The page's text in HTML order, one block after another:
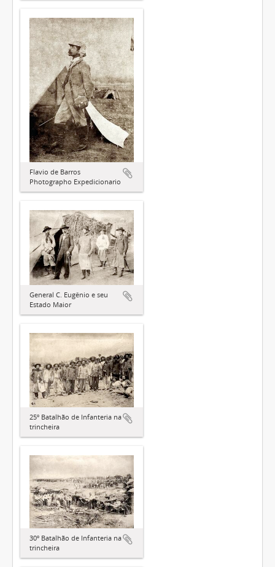
Flavio de Barros
Photographo Expedicionario
General C. Eugênio e seu
Estado Maior
25º Batalhão de Infanteria na
trincheira
30º Batalhão de Infanteria na
trincheira